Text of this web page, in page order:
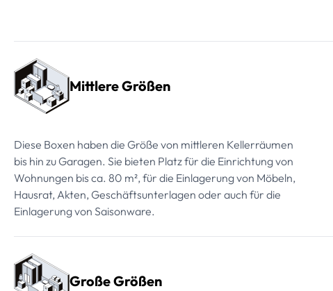
Mittlere Größen
Diese Boxen haben die Größe von mittleren Kellerräumen
bis hin zu Garagen. Sie bieten Platz für die Einrichtung von
Wohnungen bis ca. 80 m², für die Einlagerung von Möbeln,
Hausrat, Akten, Geschäftsunterlagen oder auch für die
Einlagerung von Saisonware.
Große Größen